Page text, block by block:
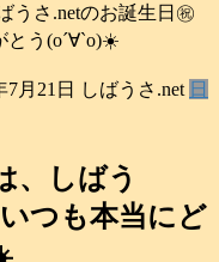
うさ.netのお誕生日㊗️
とう(о´∀`о)☀️
7月21日 しばうさ.net 日
、しばう
つも本当にど